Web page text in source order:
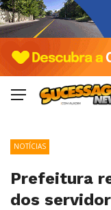
NOTÍCIAS
Prefeitura
dos